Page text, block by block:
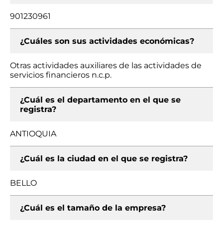
901230961
¿Cuáles son sus actividades económicas?
Otras actividades auxiliares de las actividades de
servicios financieros n.c.p.
¿Cuál es el departamento en el que se
registra?
ANTIOQUIA
¿Cuál es la ciudad en el que se registra?
BELLO
¿Cuál es el tamaño de la empresa?